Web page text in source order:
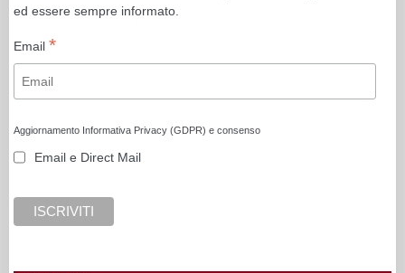
ed essere sempre informato.
Email *
Aggiornamento Informativa Privacy (GDPR) e consenso
Email e Direct Mail